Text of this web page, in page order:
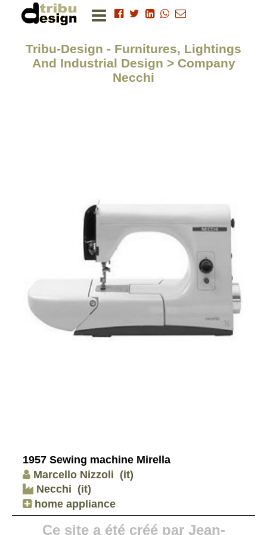
Tribu-Design - Furnitures, Lightings
And Industrial Design > Company
Necchi
1957 Sewing machine Mirella
Marcello Nizzoli (it)
Necchi (it)
home appliance
Ce site a été créé par Jean-